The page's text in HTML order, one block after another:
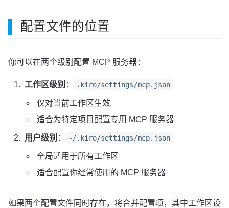
配置文件的位置
你可以在两个级别配置 MCP 服务器：
工作区级别 ： .kiro/settings/mcp.json
仅对当前工作区生效
适合为特定项目配置专用 MCP 服务器
用户级别 ： ~/.kiro/settings/mcp.json
全局适用于所有工作区
适合配置你经常使用的 MCP 服务器
如果两个配置文件同时存在，将合并配置项，其中工作区设